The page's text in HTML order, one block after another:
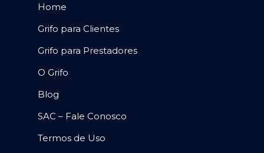
Home
Grifo para Clientes
Grifo para Prestadores
O Grifo
Blog
SAC – Fale Conosco
Termos de Uso